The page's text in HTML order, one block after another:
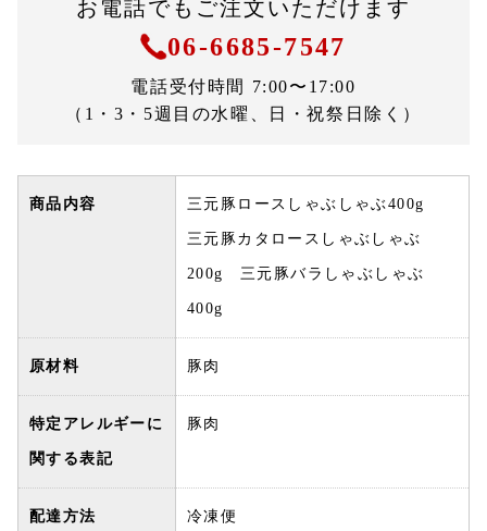
お電話でもご注文いただけます
06-6685-7547
電話受付時間 7:00〜17:00
（1・3・5週目の水曜、日・祝祭日除く）
商品内容 三元豚ロースしゃぶしゃぶ400g
三元豚カタロースしゃぶしゃぶ
200g 三元豚バラしゃぶしゃぶ
400g
原材料 豚肉
特定アレルギーに
関する表記
豚肉
配達方法 冷凍便